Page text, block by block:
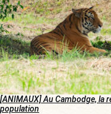
[ANIMAUX] Au Cambodge, la
population